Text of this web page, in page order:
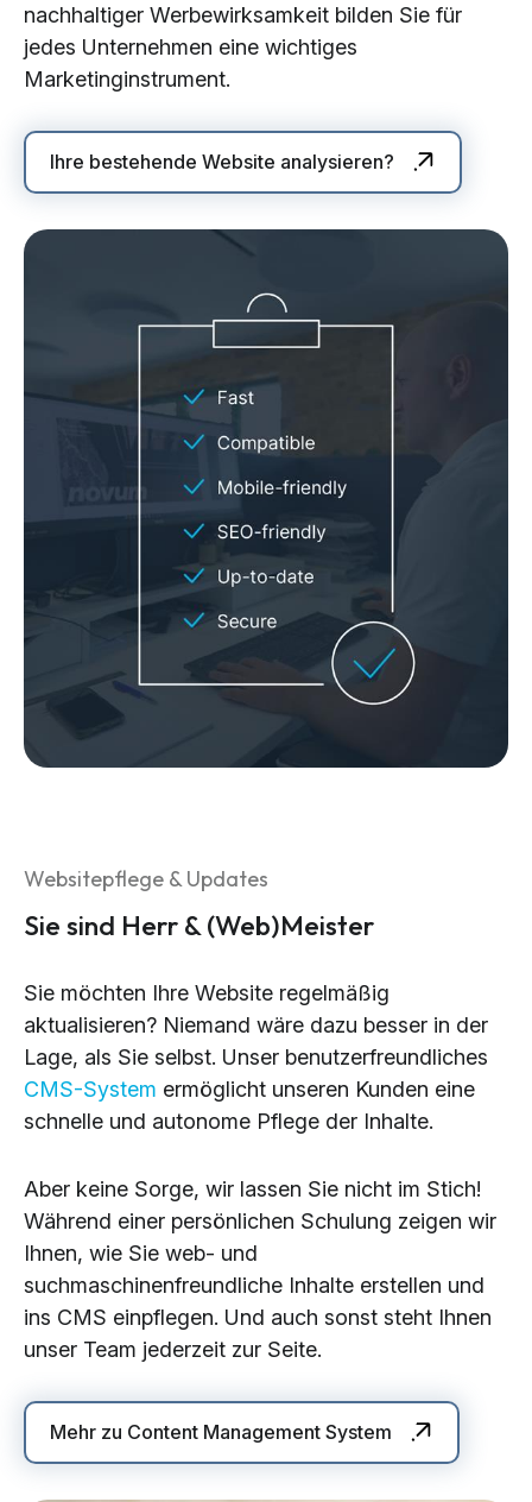
nachhaltiger Werbewirksamkeit bilden Sie für
jedes Unternehmen eine wichtiges
Marketinginstrument.
Ihre bestehende Website analysieren?
Websitepflege & Updates
Sie sind Herr & (Web)Meister
Sie möchten Ihre Website regelmäßig
aktualisieren? Niemand wäre dazu besser in der
Lage, als Sie selbst. Unser benutzerfreundliches
CMS-System ermöglicht unseren Kunden eine
schnelle und autonome Pflege der Inhalte.
Aber keine Sorge, wir lassen Sie nicht im Stich!
Während einer persönlichen Schulung zeigen wir
Ihnen, wie Sie web- und
suchmaschinenfreundliche Inhalte erstellen und
ins CMS einpflegen. Und auch sonst steht Ihnen
unser Team jederzeit zur Seite.
Mehr zu Content Management System